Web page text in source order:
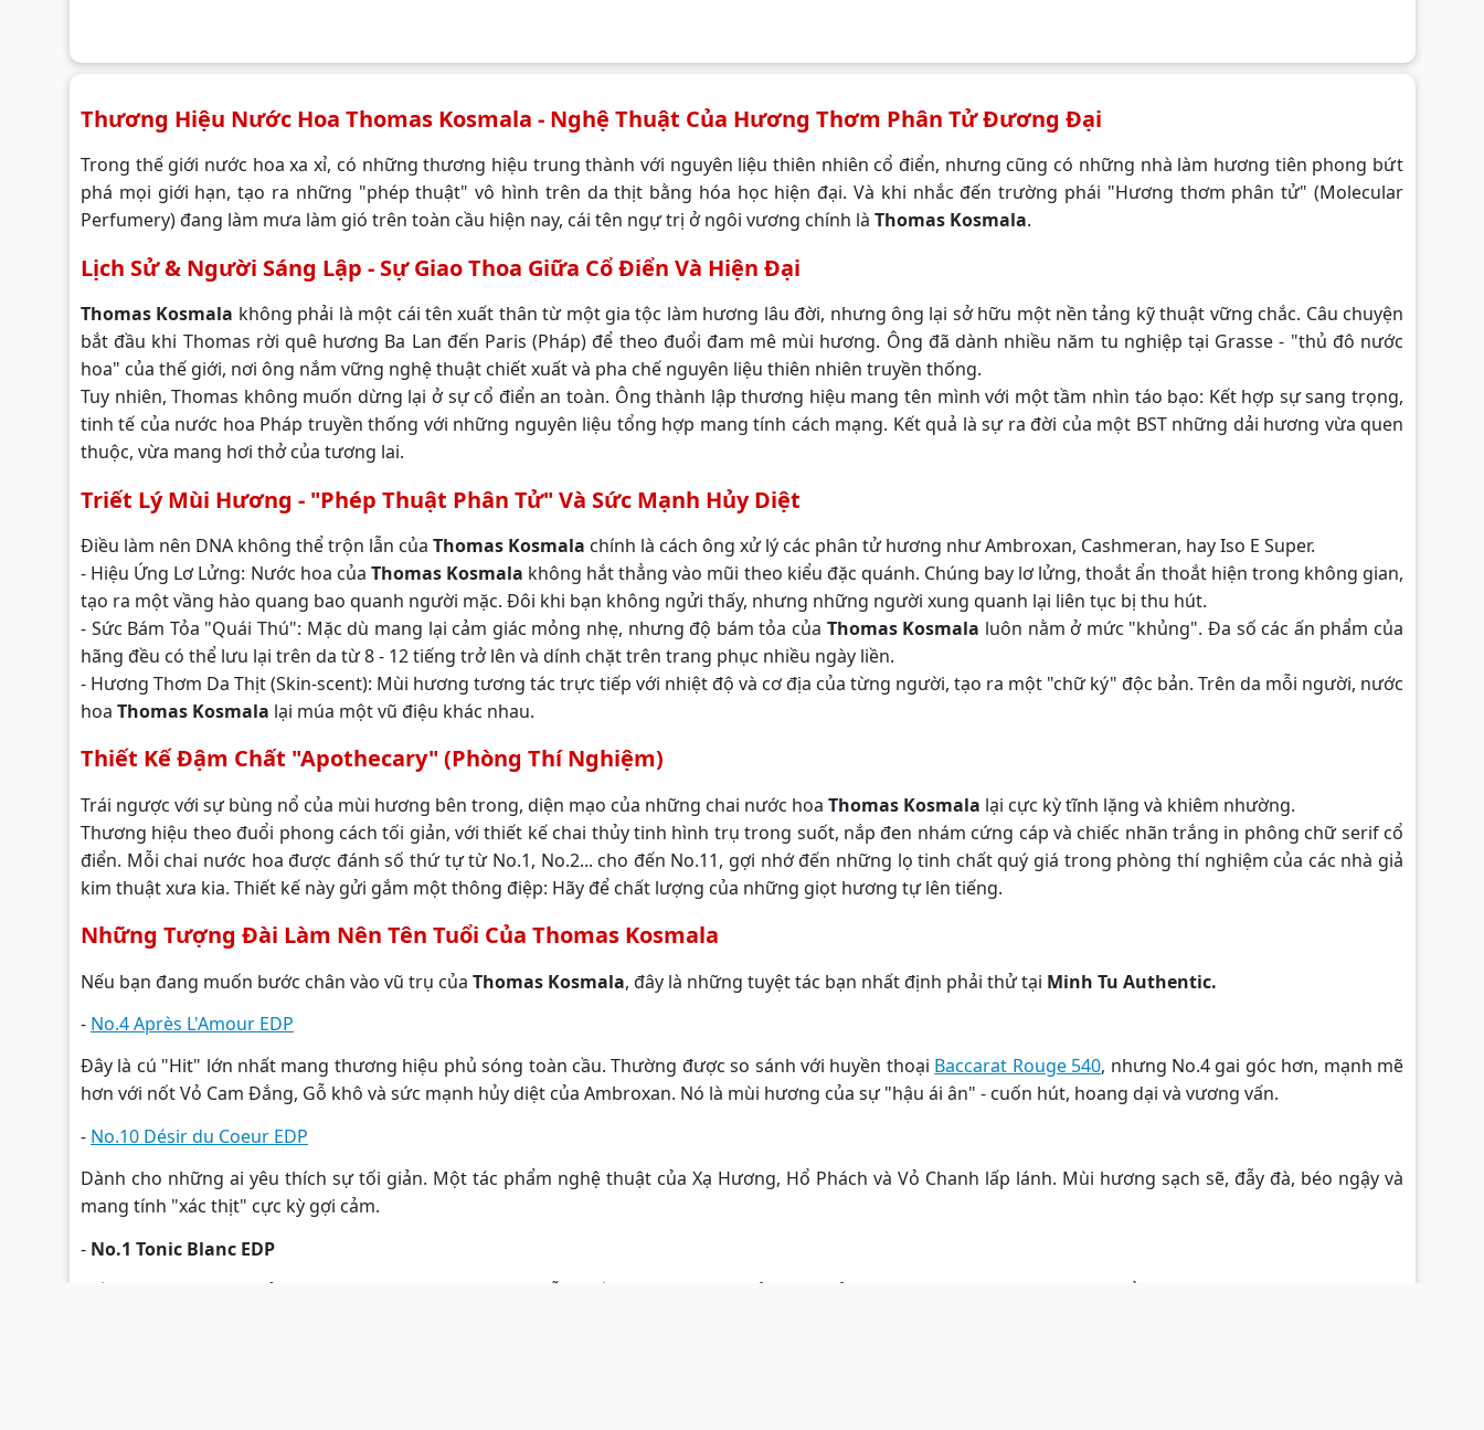
Thương Hiệu Nước Hoa Thomas Kosmala - Nghệ Thuật Của Hương Thơm Phân Tử Đương Đại
Trong thế giới nước hoa xa xỉ, có những thương hiệu trung thành với nguyên liệu thiên nhiên cổ điển, nhưng cũng có những nhà làm hương tiên phong bứt
phá mọi giới hạn, tạo ra những "phép thuật" vô hình trên da thịt bằng hóa học hiện đại. Và khi nhắc đến trường phái "Hương thơm phân tử" (Molecular
Perfumery) đang làm mưa làm gió trên toàn cầu hiện nay, cái tên ngự trị ở ngôi vương chính là Thomas Kosmala.
Lịch Sử & Người Sáng Lập - Sự Giao Thoa Giữa Cổ Điển Và Hiện Đại
Thomas Kosmala không phải là một cái tên xuất thân từ một gia tộc làm hương lâu đời, nhưng ông lại sở hữu một nền tảng kỹ thuật vững chắc. Câu chuyện
bắt đầu khi Thomas rời quê hương Ba Lan đến Paris (Pháp) để theo đuổi đam mê mùi hương. Ông đã dành nhiều năm tu nghiệp tại Grasse - "thủ đô nước
hoa" của thế giới, nơi ông nắm vững nghệ thuật chiết xuất và pha chế nguyên liệu thiên nhiên truyền thống.
Tuy nhiên, Thomas không muốn dừng lại ở sự cổ điển an toàn. Ông thành lập thương hiệu mang tên mình với một tầm nhìn táo bạo: Kết hợp sự sang trọng,
tinh tế của nước hoa Pháp truyền thống với những nguyên liệu tổng hợp mang tính cách mạng. Kết quả là sự ra đời của một BST những dải hương vừa quen
thuộc, vừa mang hơi thở của tương lai.
Triết Lý Mùi Hương - "Phép Thuật Phân Tử" Và Sức Mạnh Hủy Diệt
Điều làm nên DNA không thể trộn lẫn của Thomas Kosmala chính là cách ông xử lý các phân tử hương như Ambroxan, Cashmeran, hay Iso E Super.
- Hiệu Ứng Lơ Lửng: Nước hoa của Thomas Kosmala không hắt thẳng vào mũi theo kiểu đặc quánh. Chúng bay lơ lửng, thoắt ẩn thoắt hiện trong không gian,
tạo ra một vầng hào quang bao quanh người mặc. Đôi khi bạn không ngửi thấy, nhưng những người xung quanh lại liên tục bị thu hút.
- Sức Bám Tỏa "Quái Thú": Mặc dù mang lại cảm giác mỏng nhẹ, nhưng độ bám tỏa của Thomas Kosmala luôn nằm ở mức "khủng". Đa số các ấn phẩm của
hãng đều có thể lưu lại trên da từ 8 - 12 tiếng trở lên và dính chặt trên trang phục nhiều ngày liền.
- Hương Thơm Da Thịt (Skin-scent): Mùi hương tương tác trực tiếp với nhiệt độ và cơ địa của từng người, tạo ra một "chữ ký" độc bản. Trên da mỗi người, nước
hoa Thomas Kosmala lại múa một vũ điệu khác nhau.
Thiết Kế Đậm Chất "Apothecary" (Phòng Thí Nghiệm)
Trái ngược với sự bùng nổ của mùi hương bên trong, diện mạo của những chai nước hoa Thomas Kosmala lại cực kỳ tĩnh lặng và khiêm nhường.
Thương hiệu theo đuổi phong cách tối giản, với thiết kế chai thủy tinh hình trụ trong suốt, nắp đen nhám cứng cáp và chiếc nhãn trắng in phông chữ serif cổ
điển. Mỗi chai nước hoa được đánh số thứ tự từ No.1, No.2... cho đến No.11, gợi nhớ đến những lọ tinh chất quý giá trong phòng thí nghiệm của các nhà giả
kim thuật xưa kia. Thiết kế này gửi gắm một thông điệp: Hãy để chất lượng của những giọt hương tự lên tiếng.
Những Tượng Đài Làm Nên Tên Tuổi Của Thomas Kosmala
Nếu bạn đang muốn bước chân vào vũ trụ của Thomas Kosmala, đây là những tuyệt tác bạn nhất định phải thử tại Minh Tu Authentic.
- No.4 Après L'Amour EDP
Đây là cú "Hit" lớn nhất mang thương hiệu phủ sóng toàn cầu. Thường được so sánh với huyền thoại Baccarat Rouge 540, nhưng No.4 gai góc hơn, mạnh mẽ
hơn với nốt Vỏ Cam Đắng, Gỗ khô và sức mạnh hủy diệt của Ambroxan. Nó là mùi hương của sự "hậu ái ân" - cuốn hút, hoang dại và vương vấn.
- No.10 Désir du Coeur EDP
Dành cho những ai yêu thích sự tối giản. Một tác phẩm nghệ thuật của Xạ Hương, Hổ Phách và Vỏ Chanh lấp lánh. Mùi hương sạch sẽ, đẫy đà, béo ngậy và
mang tính "xác thịt" cực kỳ gợi cảm.
- No.1 Tonic Blanc EDP
Nốt hương tươi mát của Hoa Cam, Cam Bergamot và Gỗ Tuyết Tùng, mang lại cảm giác sảng khoái, thanh lịch, như một buổi sáng dạo bước giữa khu vườn